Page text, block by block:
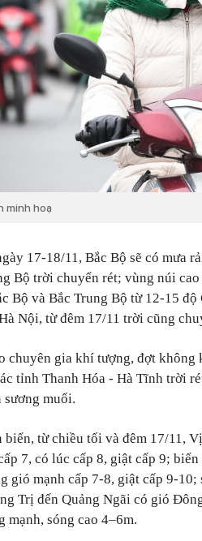
minh hoạ
17-18/11, Bắc Bộ sẽ có mưa
Bộ trời chuyển rét; vùng núi
Bộ và Bắc Trung Bộ từ 12-15
Nội, từ đêm 17/11 trời cũng
chuyên gia khí tượng, đợt không
tỉnh Thanh Hóa - Hà Tĩnh trời
sương muối.
biển, từ chiều tối và đêm 17/11,
7, có lúc cấp 8, giật cấp 9;
gió mạnh cấp 7-8, giật cấp 9-
Trị đến Quảng Ngãi có gió
mạnh, sóng cao 4–6m.